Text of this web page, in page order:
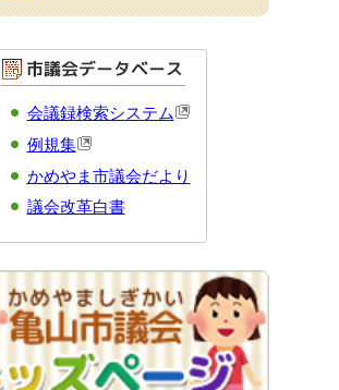
会議録検索システム
例規集
かめやま市議会だより
議会改革白書